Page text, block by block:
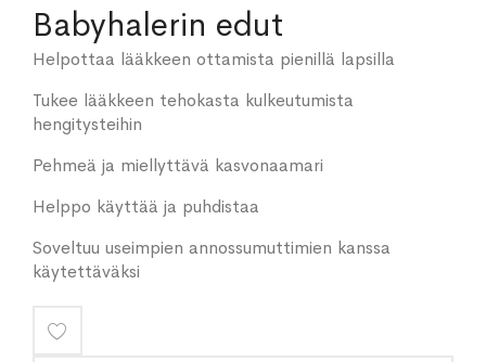
Babyhalerin edut
Helpottaa lääkkeen ottamista pienillä lapsilla
Tukee lääkkeen tehokasta kulkeutumista
hengitysteihin
Pehmeä ja miellyttävä kasvonaamari
Helppo käyttää ja puhdistaa
Soveltuu useimpien annossumuttimien kanssa
käytettäväksi